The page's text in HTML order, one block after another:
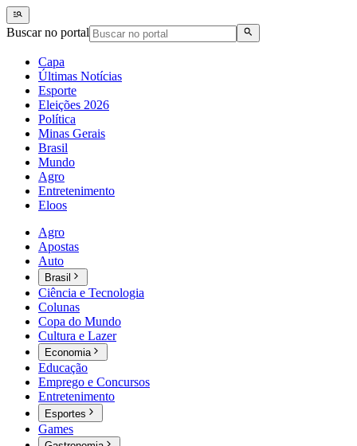
Buscar no portal
Capa
Últimas Notícias
Esporte
Eleições 2026
Política
Minas Gerais
Brasil
Mundo
Agro
Entretenimento
Eloos
Agro
Apostas
Auto
Brasil
Ciência e Tecnologia
Colunas
Copa do Mundo
Cultura e Lazer
Economia
Educação
Emprego e Concursos
Entretenimento
Esportes
Games